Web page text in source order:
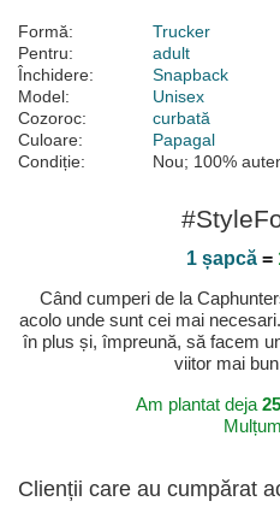
Formă:
Trucker
Pentru:
adult
Închidere:
Snapback
Model:
Unisex
Cozoroc:
curbată
Culoare:
Papagal
Condiție:
Nou; 100%
1 șapcă=
Când cumperi de la
acolo unde sunt cei mai
în plus și, împreună, să facem
viitor mai
Am plantat deja
Clienții care au cumpărat